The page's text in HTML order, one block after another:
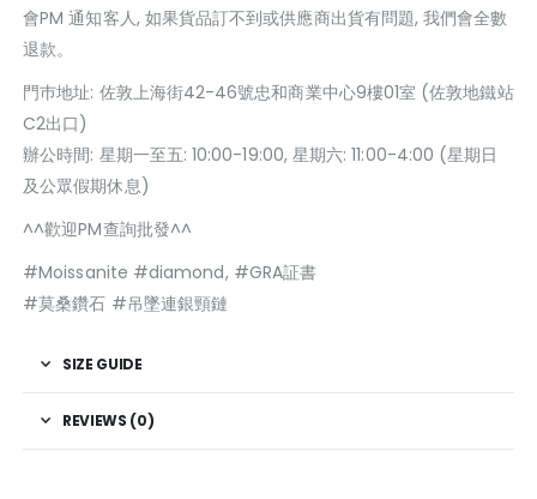
會PM 通知客人, 如果貨品訂不到或供應商出貨有問題, 我們會全數
退款。
門巿地址: 佐敦上海街42-46號忠和商業中心9樓01室 (佐敦地鐵站
C2出口)
辦公時間: 星期一至五: 10:00-19:00, 星期六: 11:00-4:00 (星期日
及公眾假期休息)
^^歡迎PM查詢批發^^
#Moissanite #diamond, #GRA証書
#莫桑鑽石 #吊墜連銀頸鏈
SIZE GUIDE
REVIEWS (0)